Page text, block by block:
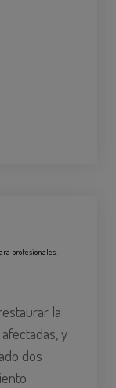
profesionales
la
y
dos